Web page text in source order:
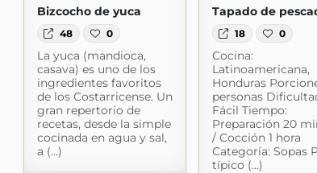
Bizcocho de yuca
48 0
La yuca (mandioca,
casava) es uno de los
ingredientes favoritos
de los Costarricense. Un
gran repertorio de
recetas, desde la simple
cocinada en agua y sal,
a (...)
Tapado de
18 0
Cocina:
Latinoamericana,
Honduras
personas
Fácil Tiempo:
Preparación 20
/ Cocción 1 hora
Categoría: Sopas
típico (...)